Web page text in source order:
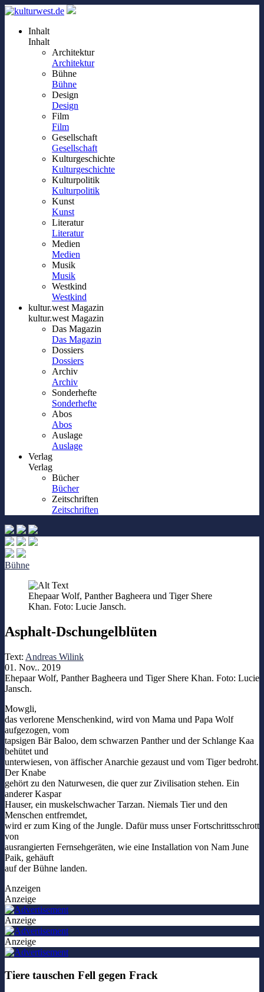
Inhalt
Inhalt
Architektur
Architektur
Bühne
Bühne
Design
Design
Film
Film
Gesellschaft
Gesellschaft
Kulturgeschichte
Kulturgeschichte
Kulturpolitik
Kulturpolitik
Kunst
Kunst
Literatur
Literatur
Medien
Medien
Musik
Musik
Westkind
Westkind
kultur.west Magazin
kultur.west Magazin
Das Magazin
Das Magazin
Dossiers
Dossiers
Archiv
Archiv
Sonderhefte
Sonderhefte
Abos
Abos
Auslage
Auslage
Verlag
Verlag
Bücher
Bücher
Zeitschriften
Zeitschriften
Bühne
Ehepaar Wolf, Panther Bagheera und Tiger Shere
Khan. Foto: Lucie Jansch.
Asphalt-Dschungelblüten
Text: Andreas Wilink
01. Nov.. 2019
Ehepaar Wolf, Panther Bagheera und Tiger Shere Khan. Foto: Lucie
Jansch.
Mowgli,
das verlorene Menschenkind, wird von Mama und Papa Wolf
aufgezogen, vom
tapsigen Bär Baloo, dem schwarzen Panther und der Schlange Kaa
behütet und
unterwiesen, von äffischer Anarchie gezaust und vom Tiger bedroht.
Der Knabe
gehört zu den Naturwesen, die quer zur Zivilisation stehen. Ein
anderer Kaspar
Hauser, ein muskelschwacher Tarzan. Niemals Tier und den
Menschen entfremdet,
wird er zum King of the Jungle. Dafür muss unser Fortschrittsschrott
von
ausrangierten Fernsehgeräten, wie eine Installation von Nam June
Paik, gehäuft
auf der Bühne landen.
Anzeigen
Anzeige
Anzeige
Anzeige
Tiere tauschen Fell gegen Frack